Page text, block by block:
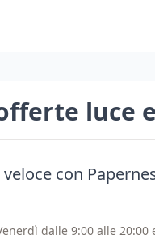
luce
con
dalle 9:00 alle